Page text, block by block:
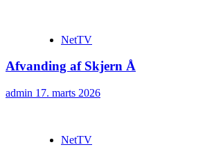
NetTV
Afvanding af Skjern Å
admin 17. marts 2026
NetTV